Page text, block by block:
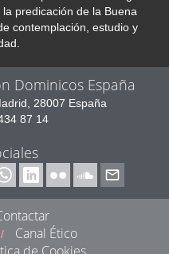
predicación de la Buena
contemplación, estudio y
Dominicos España
28007 España
87 14
/
Canal Ético